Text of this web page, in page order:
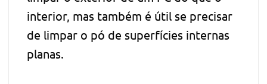
interior, mas também é útil se precisar
de limpar o pó de superfícies internas
planas.